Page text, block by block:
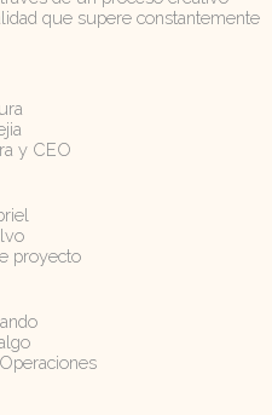
que supere constantemente
y CEO
proyecto